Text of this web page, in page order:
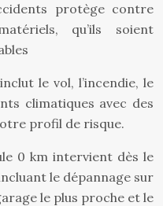
protège contre
qu’ils soient
le vol, l’incendie, le
climatiques avec des
profil de risque.
0 km intervient dès le
le dépannage sur
le plus proche et le